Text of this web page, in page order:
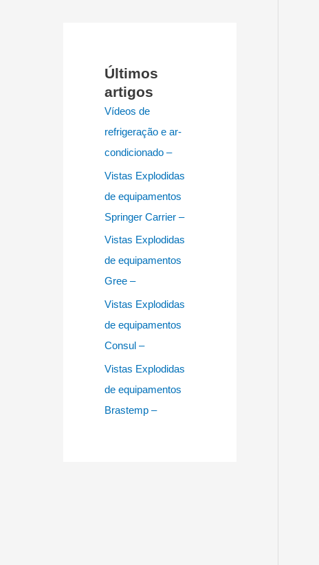
Últimos
artigos
Vídeos de
refrigeração e ar-
condicionado –
Vistas Explodidas
de equipamentos
Springer Carrier –
Vistas Explodidas
de equipamentos
Gree –
Vistas Explodidas
de equipamentos
Consul –
Vistas Explodidas
de equipamentos
Brastemp –